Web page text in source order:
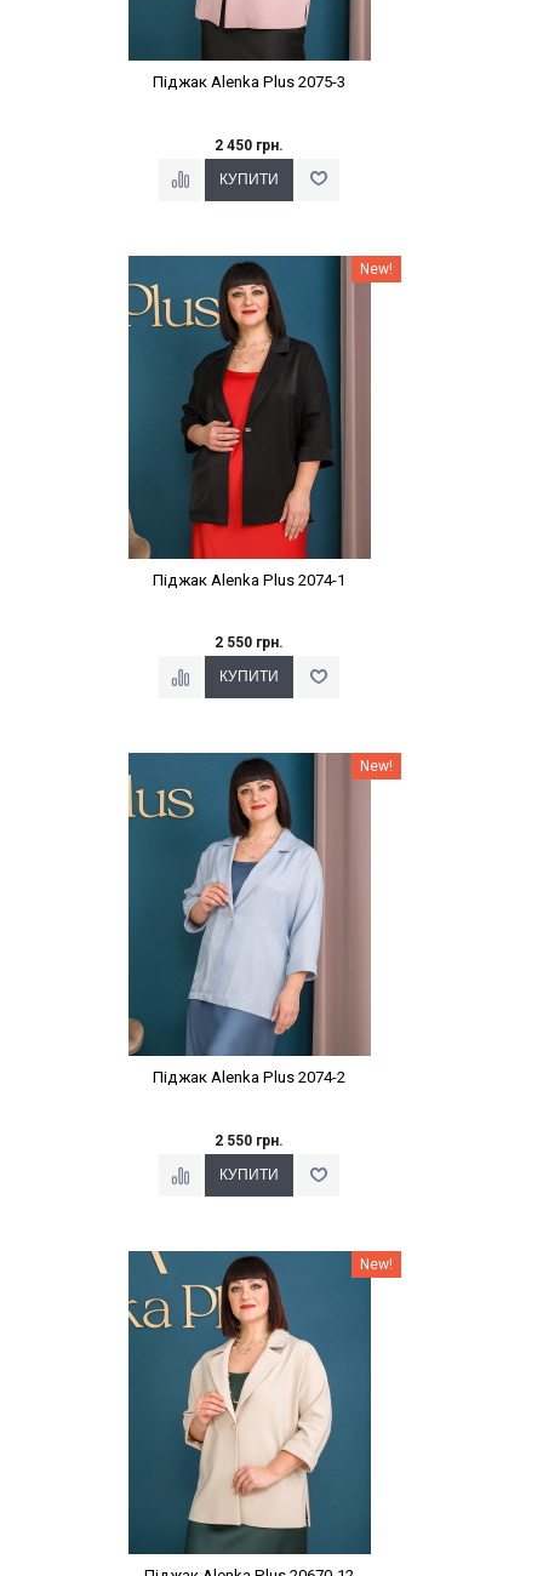
Піджак Alenka Plus 2075-3
2 450 грн.
Наклейки Варіант з % New!
Піджак Alenka Plus 2074-1
2 550 грн.
Наклейки Варіант з % New!
Піджак Alenka Plus 2074-2
2 550 грн.
Наклейки Варіант з % New!